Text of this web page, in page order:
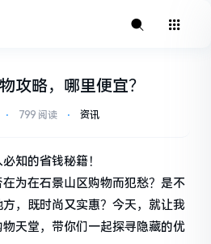
攻略，哪里便宜？
⋅ 799 阅读 ⋅ 资讯
知的省钱秘籍！
为在石景山区购物而犯愁？是不
，既时尚又实惠？今天，就让我
天堂，带你们一起探寻隐藏的优